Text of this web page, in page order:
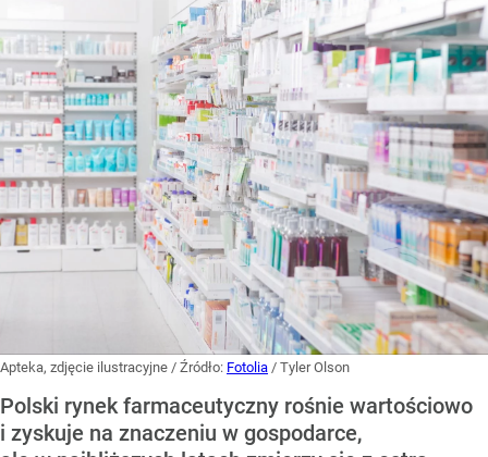
Apteka, zdjęcie ilustracyjne / Źródło: Fotolia / Tyler Olson
Polski rynek farmaceutyczny rośnie wartościowo
i zyskuje na znaczeniu w gospodarce,